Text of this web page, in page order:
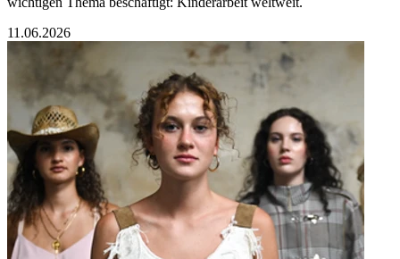
11.06.2026